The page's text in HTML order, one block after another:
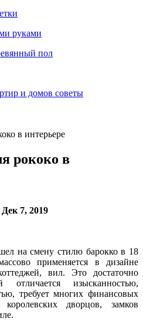
руками
пол
и домов советы
в интерьере
рококо в
Дек 7, 2019
на смену стилю барокко в 18
применяется в дизайне
вил. Это достаточно
изысканностью,
требует многих финансовых
дворцов, замков